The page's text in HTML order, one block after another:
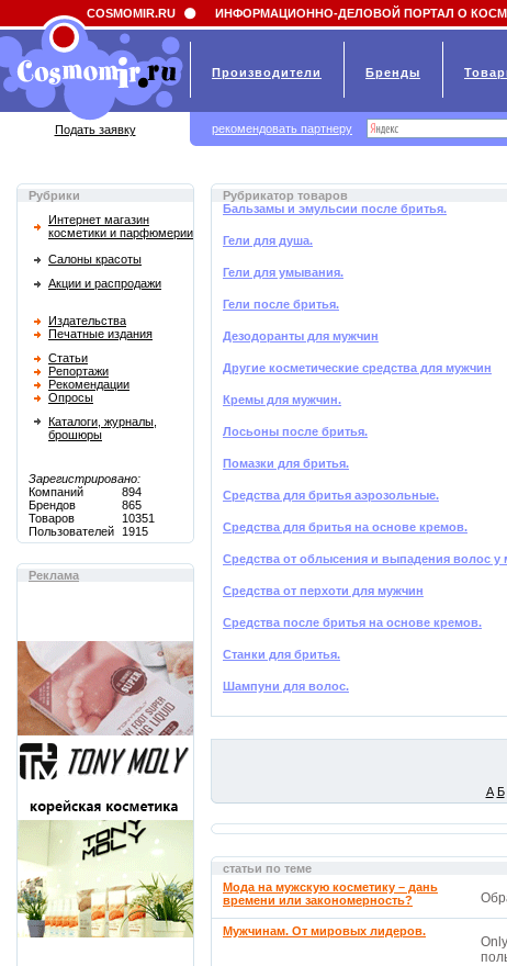
Field 'news_title' doesn't have a default value
Рубрики
Интернет магазин
косметики и парфюмерии
Салоны красоты
Акции и распродажи
Издательства
Печатные издания
Статьи
Репортажи
Рекомендации
Опросы
Каталоги, журналы,
брошюры
Зарегистрировано:
Компаний
894
Брендов
865
Товаров
10351
Пользователей
1915
Реклама
Рубрикатор товаров
Бальзамы и эмульсии после бритья.
Гели для душа.
Гели для умывания.
Гели после бритья.
Дезодоранты для мужчин
Другие косметические средства для мужчин
Кремы для мужчин.
Лосьоны после бритья.
Помазки для бритья.
Средства для бритья аэрозольные.
Средства для бритья на основе кремов.
Средства от облысения и выпадения волос у
Средства от перхоти для мужчин
Средства после бритья на основе кремов.
Станки для бритья.
Шампуни для волос.
А Б
статьи по теме
Мода на мужскую косметику – дань
времени или закономерность?
Мужчинам. От мировых лидеров.
COSMOMIR.RU ИНФОРМАЦИОННО-ДЕЛОВОЙ ПОРТАЛ О
Производители Бренды
Подать заявку рекомендовать партнеру